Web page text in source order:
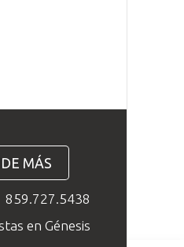
MÁS
859.727.5438
en Génesis